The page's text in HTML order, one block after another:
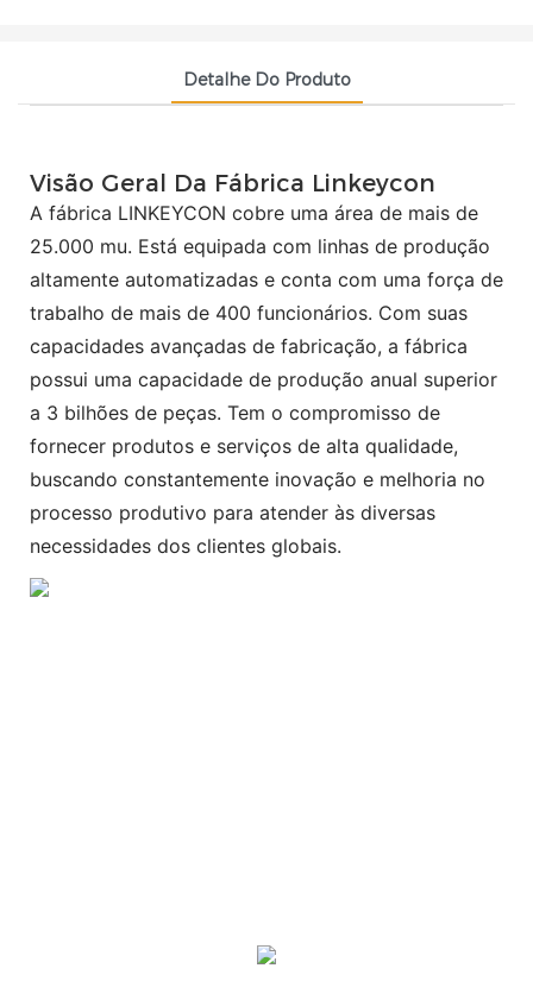
Detalhe Do Produto
Visão Geral Da Fábrica Linkeycon
A fábrica LINKEYCON cobre uma área de mais de
25.000 mu. Está equipada com linhas de produção
altamente automatizadas e conta com uma força de
trabalho de mais de 400 funcionários. Com suas
capacidades avançadas de fabricação, a fábrica
possui uma capacidade de produção anual superior
a 3 bilhões de peças. Tem o compromisso de
fornecer produtos e serviços de alta qualidade,
buscando constantemente inovação e melhoria no
processo produtivo para atender às diversas
necessidades dos clientes globais.